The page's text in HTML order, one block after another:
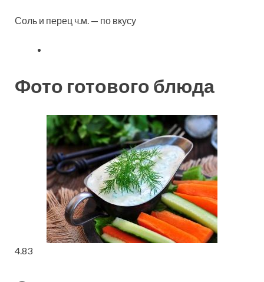
Соль и перец ч.м. — по вкусу
Фото готового блюда
4.83